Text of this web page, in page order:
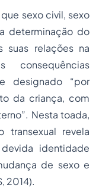
sexo civil, sexo
determinação do
suas relações na
consequências
designado “por
da criança, com
Nesta toada,
revela
identidade
de sexo e
2014).